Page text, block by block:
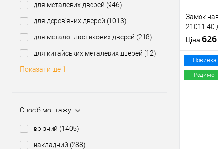
для металевих дверей (946)
для дерев'яних дверей (1013)
для металопластикових дверей (218)
для китайських металевих дверей (12)
Показати ще 1
Спосіб монтажу
врізний (1405)
накладний (288)
Матеріал
Країна
Міжосьова
відстань
Замок
21011.40
ключа)
Ціна 626
У
Новинка
Радимо